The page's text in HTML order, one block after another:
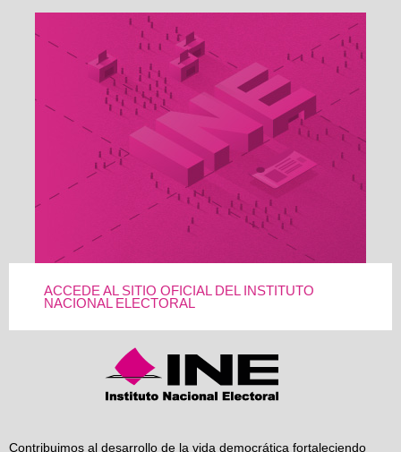
ACCEDE AL SITIO OFICIAL DEL INSTITUTO
NACIONAL ELECTORAL
Contribuimos al desarrollo de la vida democrática fortaleciendo